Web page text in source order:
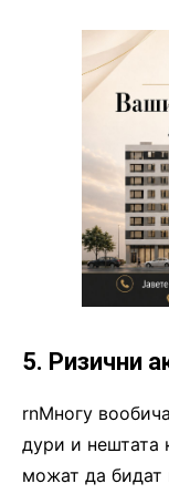
5. Ризични
rnМногу
дури и нештата
можат да бидат